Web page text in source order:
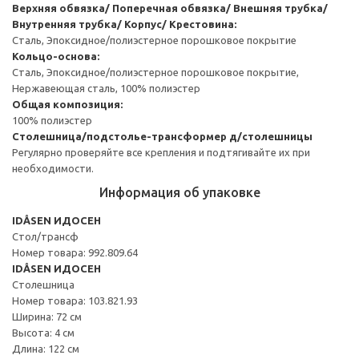
Верхняя обвязка/ Поперечная обвязка/ Внешняя трубка/
Внутренняя трубка/ Корпус/ Крестовина:
Сталь, Эпоксидное/полиэстерное порошковое покрытие
Кольцо-основа:
Сталь, Эпоксидное/полиэстерное порошковое покрытие,
Нержавеющая сталь, 100% полиэстер
Общая композиция:
100% полиэстер
Столешница/подстолье-трансформер д/столешницы
Регулярно проверяйте все крепления и подтягивайте их при
необходимости.
Информация об упаковке
IDÅSEN ИДОСЕН
Стол/трансф
Номер товара: 992.809.64
IDÅSEN ИДОСЕН
Столешница
Номер товара: 103.821.93
Ширина: 72 см
Высота: 4 см
Длина: 122 см